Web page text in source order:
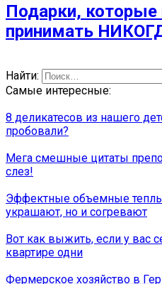
Подарки, которые
принимать
Найти:
Самые интересные:
8 деликатесов из нашего
пробовали?
Мега смешные цитаты
слез!
Эффектные объемные
украшают, но и согревают
Вот как выжить, если у вас
квартире одни
Фермерское хозяйство в